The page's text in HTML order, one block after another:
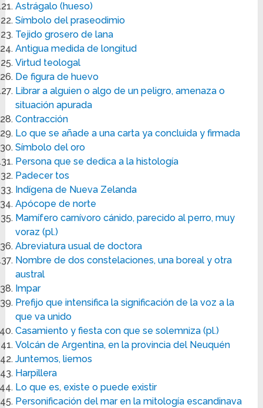
Astrágalo (hueso)
Símbolo del praseodimio
Tejido grosero de lana
Antigua medida de longitud
Virtud teologal
De figura de huevo
Librar a alguien o algo de un peligro, amenaza o
situación apurada
Contracción
Lo que se añade a una carta ya concluida y firmada
Símbolo del oro
Persona que se dedica a la histología
Padecer tos
Indígena de Nueva Zelanda
Apócope de norte
Mamífero carnívoro cánido, parecido al perro, muy
voraz (pl.)
Abreviatura usual de doctora
Nombre de dos constelaciones, una boreal y otra
austral
Impar
Prefijo que intensifica la significación de la voz a la
que va unido
Casamiento y fiesta con que se solemniza (pl.)
Volcán de Argentina, en la provincia del Neuquén
Juntemos, liemos
Harpillera
Lo que es, existe o puede existir
Personificación del mar en la mitología escandinava